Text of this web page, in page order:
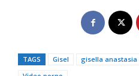
TAGS Gisel gisella anastasia